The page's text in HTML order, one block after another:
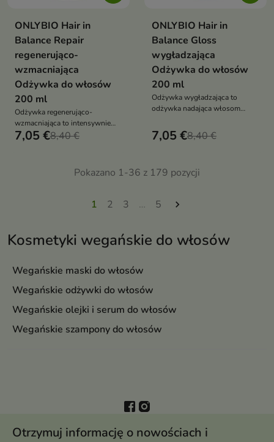
Kosmetyki wegańskie do włosów
Wegańskie maski do włosów
Wegańskie odżywki do włosów
Wegańskie olejki i serum do włosów
Wegańskie szampony do włosów
ONLYBIO Hair in
Balance Repair
regenerująco-
wzmacniająca
Odżywka do włosów
200 ml
Odżywka regenerująco-
wzmacniająca to intensywnie
odbudowująca odżywka, która
7,05 €8,40 €
ONLYBIO Hair in
Balance Gloss
wygładzająca
Odżywka do włosów
200 ml
Odżywka wygładzająca to
odżywka nadająca włosom
efekt tafli, idealna dla pasm
matowych i niesfornych
7,05 €8,40 €
Pokazano 1-36 z 179 pozycji
1 2 3 … 5 
Otrzymuj informację o nowościach i